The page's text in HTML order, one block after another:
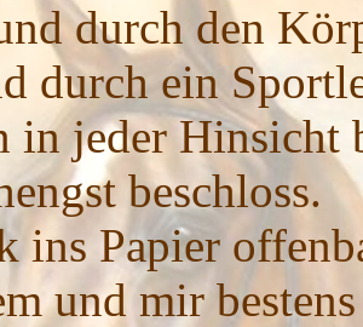
durch den
durch ein
in jeder Hinsicht
beschloss.
ins Papier
und mir